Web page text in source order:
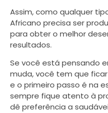
Assim, como qualquer
Africano precisa ser
para obter o melhor
resultados.
Se você está pensando
muda, você tem que
e o primeiro passo é na
sempre fique atento à
dê preferência a